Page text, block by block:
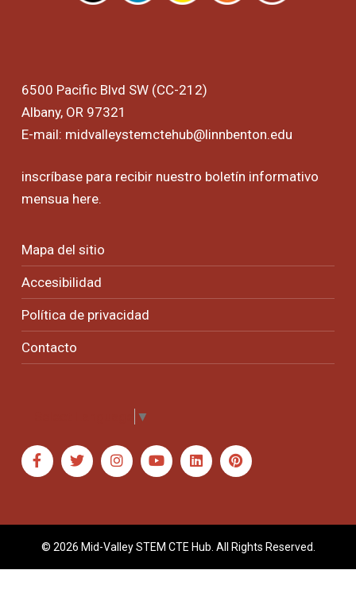
6500 Pacific Blvd SW (CC-212)
Albany, OR 97321
E-mail: midvalleystemctehub@linnbenton.edu
inscríbase para recibir nuestro boletín informativo
mensua here.
Mapa del sitio
Accesibilidad
Política de privacidad
Contacto
▼
© 2026 Mid-Valley STEM CTE Hub. All Rights Reserved.